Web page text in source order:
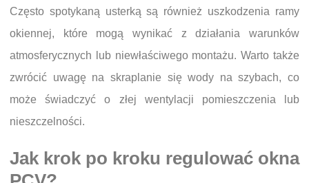
Często spotykaną usterką są również uszkodzenia ramy
okiennej, które mogą wynikać z działania warunków
atmosferycznych lub niewłaściwego montażu. Warto także
zwrócić uwagę na skraplanie się wody na szybach, co
może świadczyć o złej wentylacji pomieszczenia lub
nieszczelności.
Jak krok po kroku regulować okna